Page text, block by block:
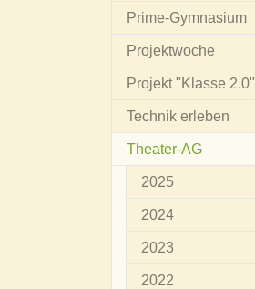
Prime-Gymnasium
Projektwoche
Projekt "Klasse 2.0"
Technik erleben
Theater-AG
2025
2024
2023
2022